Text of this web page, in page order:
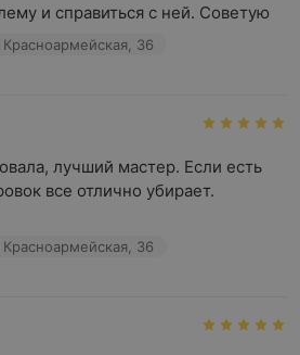
и справиться с ней. Советую
36
лучший мастер. Если есть
все отлично убирает.
36